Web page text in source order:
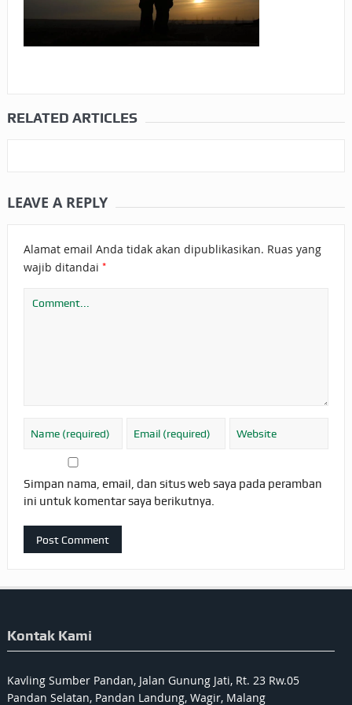
RELATED ARTICLES
LEAVE A REPLY
Alamat email Anda tidak akan dipublikasikan. Ruas yang
wajib ditandai *
Simpan nama, email, dan situs web saya pada peramban
ini untuk komentar saya berikutnya.
Kontak Kami
Kavling Sumber Pandan, Jalan Gunung Jati, Rt. 23 Rw.05
Pandan Selatan, Pandan Landung, Wagir, Malang